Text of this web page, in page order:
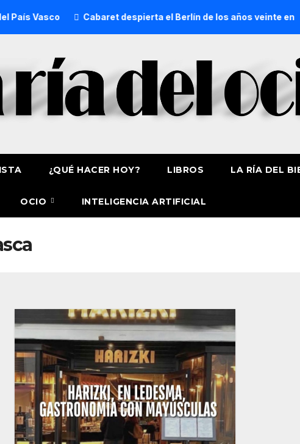
Vasco Cabaret despierta el Berlín de los años veinte en Bilbao
¿QUÉ HACER HOY? LIBROS LA RÍA DEL
OCIO INTELIGENCIA ARTIFICIAL